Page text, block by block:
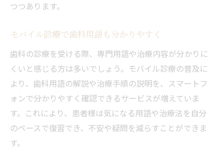
つつあります。
モバイル診療で歯科用語も分かりやすく
歯科の診療を受ける際、専門用語や治療内容が分かりに
くいと感じる方は多いでしょう。モバイル診療の普及に
より、歯科用語の解説や治療手順の説明を、スマートフ
ォンで分かりやすく確認できるサービスが増えていま
す。これにより、患者様は気になる用語や治療法を自分
のペースで復習でき、不安や疑問を減らすことができま
す。